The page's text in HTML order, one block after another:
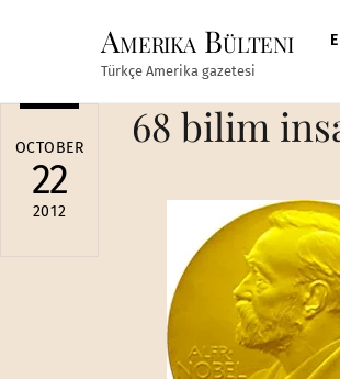
Amerika Bülteni
Türkçe Amerika gazetesi
OCTOBER
22
2012
68 bilim